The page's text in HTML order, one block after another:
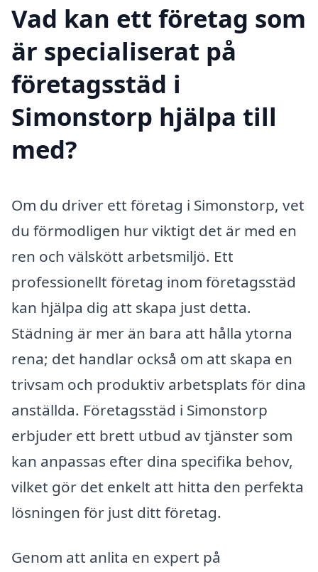
Vad kan ett företag som
är specialiserat på
företagsstäd i
Simonstorp hjälpa till
med?
Om du driver ett företag i Simonstorp, vet
du förmodligen hur viktigt det är med en
ren och välskött arbetsmiljö. Ett
professionellt företag inom företagsstäd
kan hjälpa dig att skapa just detta.
Städning är mer än bara att hålla ytorna
rena; det handlar också om att skapa en
trivsam och produktiv arbetsplats för dina
anställda. Företagsstäd i Simonstorp
erbjuder ett brett utbud av tjänster som
kan anpassas efter dina specifika behov,
vilket gör det enkelt att hitta den perfekta
lösningen för just ditt företag.
Genom att anlita en expert på